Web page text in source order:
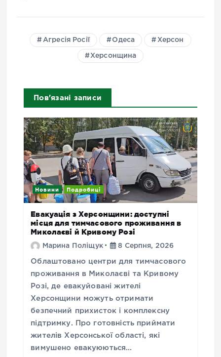
Агресія Росії Одеса Херсон
Херсонщина
Пов'язані записи
Новини Подробиці
Евакуація з Херсонщини: доступні
місця для тимчасового проживання в
Миколаєві й Кривому Розі
Марина Поліщук 8 Серпня, 2026
Облаштовано центри для тимчасового
проживання в Миколаєві та Кривому
Розі, де евакуйовані жителі
Херсонщини можуть отримати
безпечний прихисток і комплексну
підтримку. Про готовність приймати
жителів Херсонської області, які
вимушено евакуюються…